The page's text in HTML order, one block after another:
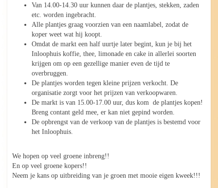
Van 14.00-14.30 uur kunnen daar de plantjes, stekken, zaden
etc. worden ingebracht.
Alle plantjes graag voorzien van een naamlabel, zodat de
koper weet wat hij koopt.
Omdat de markt een half uurtje later begint, kun je bij het
Inloophuis koffie, thee, limonade en cake in allerlei soorten
krijgen om op een gezellige manier even de tijd te
overbruggen.
De plantjes worden tegen kleine prijzen verkocht. De
organisatie zorgt voor het prijzen van verkoopwaren.
De markt is van 15.00-17.00 uur, dus kom de plantjes kopen!
Breng contant geld mee, er kan niet gepind worden.
De opbrengst van de verkoop van de plantjes is bestemd voor
het Inloophuis.
We hopen op veel groene inbreng!!
En op veel groene kopers!!
Neem je kans op uitbreiding van je groen met mooie eigen kweek!!!